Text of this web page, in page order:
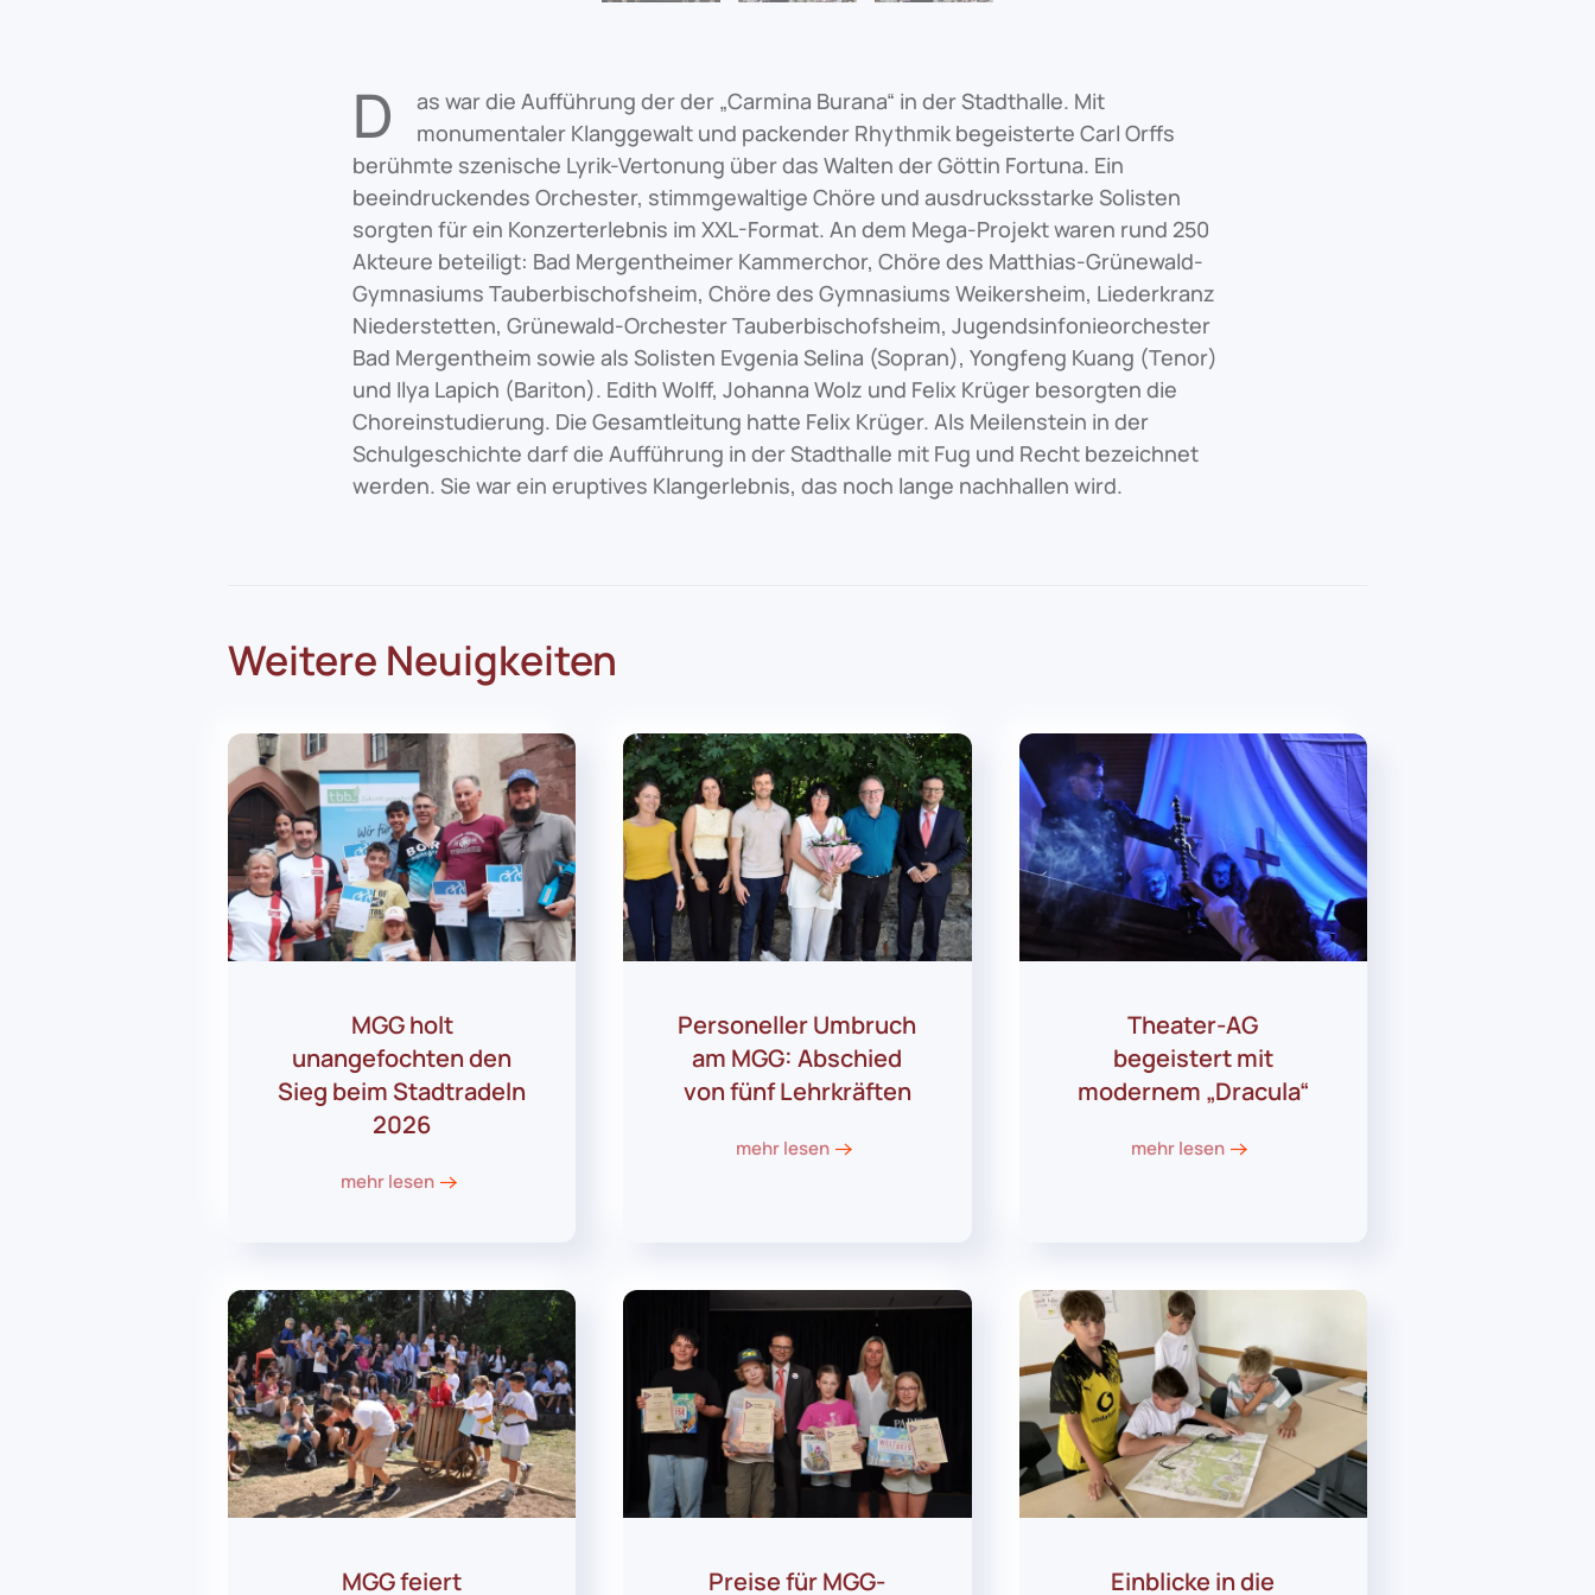
D
as war die Aufführung der der „Carmina Burana“ in der Stadthalle. Mit
monumentaler Klanggewalt und packender Rhythmik begeisterte Carl Orffs
berühmte szenische Lyrik-Vertonung über das Walten der Göttin Fortuna. Ein
beeindruckendes Orchester, stimmgewaltige Chöre und ausdrucksstarke Solisten
sorgten für ein Konzerterlebnis im XXL-Format. An dem Mega-Projekt waren rund 250
Akteure beteiligt: Bad Mergentheimer Kammerchor, Chöre des Matthias-Grünewald-
Gymnasiums Tauberbischofsheim, Chöre des Gymnasiums Weikersheim, Liederkranz
Niederstetten, Grünewald-Orchester Tauberbischofsheim, Jugendsinfonieorchester
Bad Mergentheim sowie als Solisten Evgenia Selina (Sopran), Yongfeng Kuang (Tenor)
und Ilya Lapich (Bariton). Edith Wolff, Johanna Wolz und Felix Krüger besorgten die
Choreinstudierung. Die Gesamtleitung hatte Felix Krüger. Als Meilenstein in der
Schulgeschichte darf die Aufführung in der Stadthalle mit Fug und Recht bezeichnet
werden. Sie war ein eruptives Klangerlebnis, das noch lange nachhallen wird.
Weitere Neuigkeiten
MGG holt
unangefochten den
Sieg beim Stadtradeln
2026
mehr lesen
Personeller Umbruch
am MGG: Abschied
von fünf Lehrkräften
mehr lesen
Theater-AG
begeistert mit
modernem „Dracula“
mehr lesen
MGG feiert Preise für MGG- Einblicke in die